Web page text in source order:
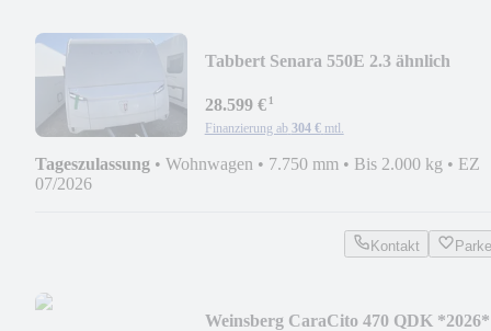
Tabbert Senara 550E 2.3 ähnlich
28.599 €¹
Finanzierung ab 304 € mtl.
Tageszulassung • Wohnwagen • 7.750 mm • Bis 2.000 kg • EZ
07/2026
Kontakt
Weinsberg CaraCito 470 QDK *2026*